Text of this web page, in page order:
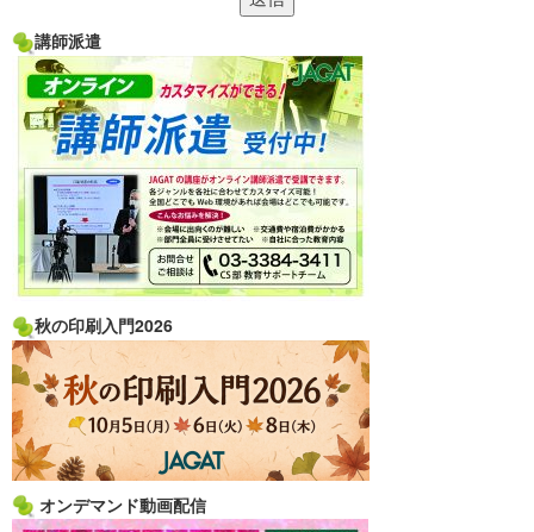
講師派遣
秋の印刷入門2026
オンデマンド動画配信